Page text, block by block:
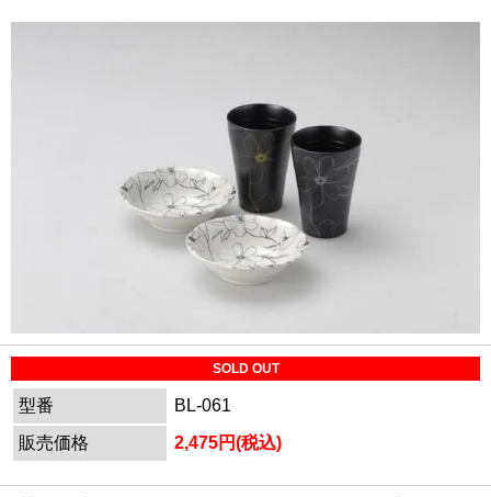
SOLD OUT
型番
BL-061
販売価格
2,475円(税込)